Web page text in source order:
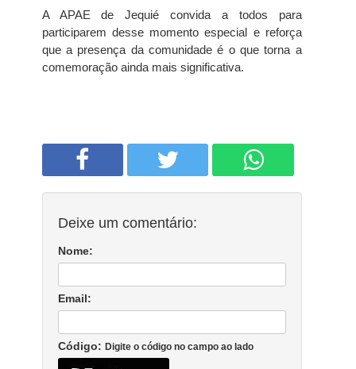
A APAE de Jequié convida a todos para
participarem desse momento especial e reforça
que a presença da comunidade é o que torna a
comemoração ainda mais significativa.
Deixe um comentário:
Nome:
Email:
Código: Digite o código no campo ao lado